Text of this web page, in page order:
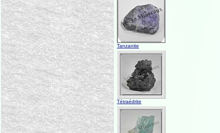
Tanzanite
Tétraédrite